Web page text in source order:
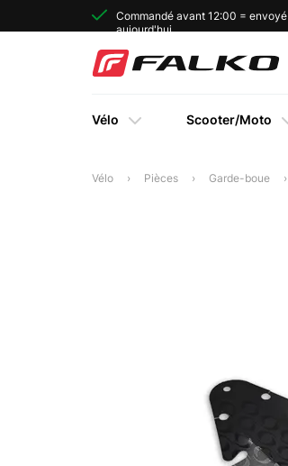
Commandé avant 12:00 = envoyé
aujourd'hui
Vélo Scooter/Moto
Vélo Pièces Garde-boue